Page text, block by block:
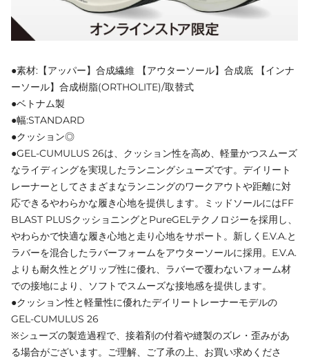
●素材:【アッパー】合成繊維 【アウターソール】合成底 【インナ
ーソール】合成樹脂(ORTHOLITE)/取替式
●ベトナム製
●幅:STANDARD
●クッション◎
●GEL-CUMULUS 26は、クッション性を高め、軽量かつスムーズ
なライディングを実現したランニングシューズです。デイリート
レーナーとしてさまざまなランニングのワークアウトや距離に対
応できるやわらかな履き心地を提供します。ミッドソールにはFF
BLAST PLUSクッショニングとPureGELテクノロジーを採用し、
やわらかで快適な履き心地と走り心地をサポート。新しくE.V.A.と
ラバーを混合したラバーフォームをアウターソールに採用。E.V.A.
よりも耐久性とグリップ性に優れ、ラバーで覆わないフォーム材
での接地により、ソフトでスムーズな接地感を提供します。
●クッション性と軽量性に優れたデイリートレーナーモデルの
GEL-CUMULUS 26
※シューズの製造過程で、接着剤の付着や縫製のズレ・歪みがあ
る場合がございます。ご理解、ご了承の上、お買い求めくださ